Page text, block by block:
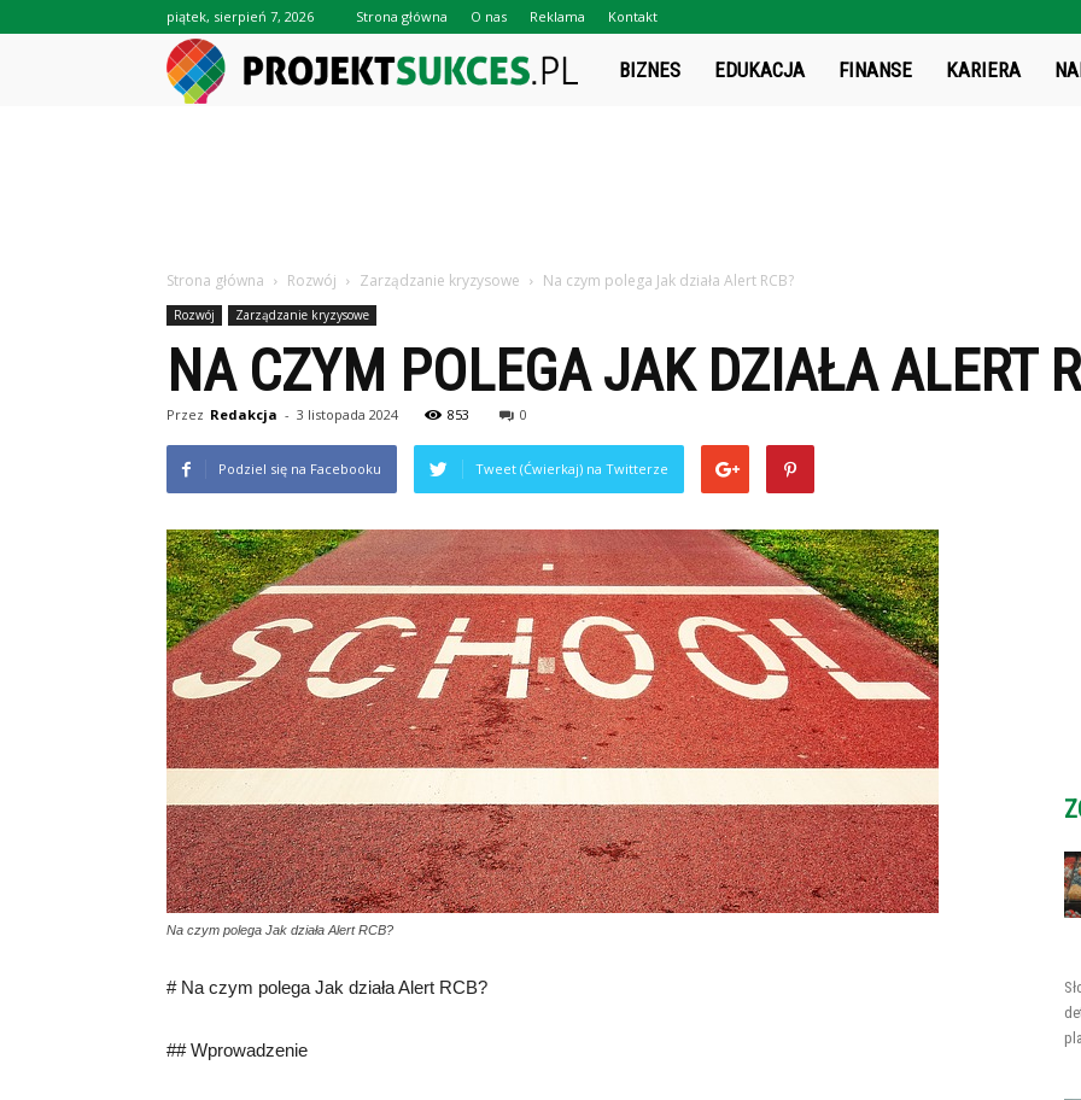
piątek, sierpień 7, 2026 Strona główna O nas Reklama Kontakt
Projektsukces.pl
BIZNES EDUKACJA FINANSE KARIERA
Strona główna Rozwój Zarządzanie kryzysowe Na czym polega Jak działa Alert RCB?
Rozwój Zarządzanie kryzysowe
NA CZYM POLEGA JAK DZIAŁA ALERT
Przez Redakcja - 3 listopada 2024 853 0
Podziel się na Facebooku Tweet (Ćwierkaj) na Twitterze
Na czym polega Jak działa Alert RCB?
# Na czym polega Jak działa Alert RCB?
## Wprowadzenie